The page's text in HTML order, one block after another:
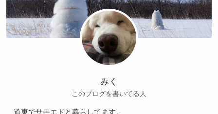
みく
このブログを書いてる人
道東でサモエドと暮らしてます。